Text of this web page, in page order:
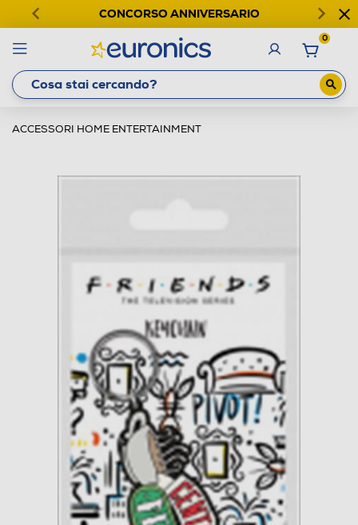
CONCORSO ANNIVERSARIO
0
ACCESSORI HOME ENTERTAINMENT